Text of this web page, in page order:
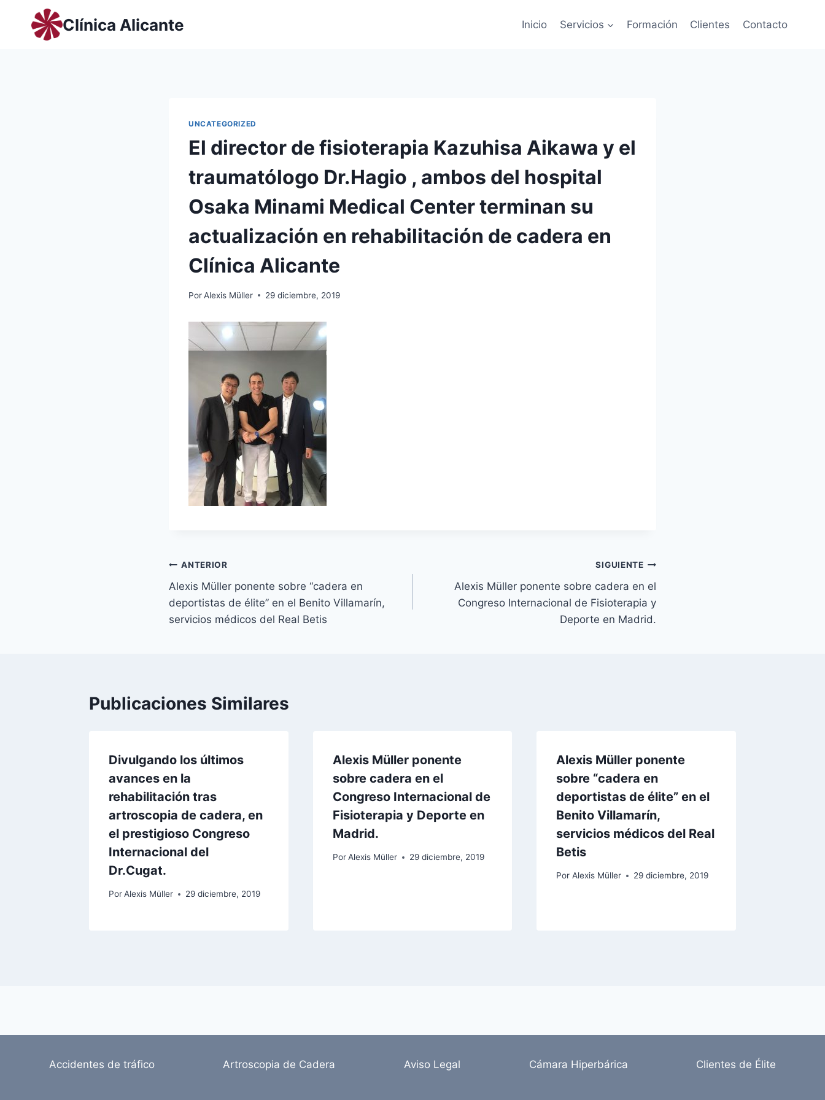
contenido
Clínica Alicante Inicio Servicios Formación Clientes Contacto
UNCATEGORIZED
El director de fisioterapia Kazuhisa Aikawa y el
traumatólogo Dr.Hagio , ambos del hospital
Osaka Minami Medical Center terminan su
actualización en rehabilitación de cadera en
Clínica Alicante
PorAlexis Müller 29 diciembre, 2019
Navegación
de
entradas
ANTERIOR
Alexis Müller ponente sobre “cadera en
deportistas de élite” en el Benito Villamarín,
servicios médicos del Real Betis
SIGUIENTE
Alexis Müller ponente sobre cadera en el
Congreso Internacional de Fisioterapia y
Deporte en Madrid.
Publicaciones Similares
Divulgando los últimos
avances en la
rehabilitación tras
artroscopia de cadera, en
el prestigioso Congreso
Internacional del
Dr.Cugat.
PorAlexis Müller 29 diciembre, 2019
Alexis Müller ponente
sobre cadera en el
Congreso Internacional de
Fisioterapia y Deporte en
Madrid.
Por Alexis Müller 29 diciembre, 2019
Alexis Müller ponente
sobre “cadera en
deportistas de élite” en el
Benito Villamarín,
servicios médicos del Real
Betis
Por Alexis Müller 29 diciembre, 2019
Accidentes de tráfico Artroscopia de Cadera Aviso Legal Cámara Hiperbárica Clientes de Élite